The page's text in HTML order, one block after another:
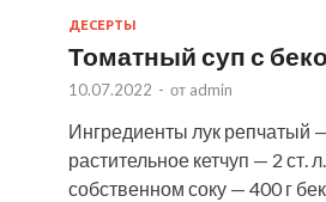
ДЕСЕРТЫ
Томатный суп с
10.07.2022 - от admin
Ингредиенты лук репчатый
растительное кетчуп — 2 ст.
собственном соку — 400 г